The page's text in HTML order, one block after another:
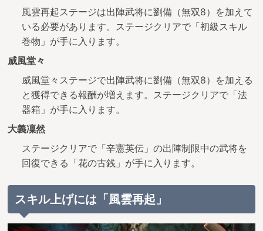
風雲再起ステージは出陣武将に劉備（無双8）を加えて
いる必要があります。ステージクリアで「初級スキル
巻物」が手に入ります。
威風堂々
威風堂々ステージで出陣武将に劉備（無双8）を加える
と獲得できる報酬が増えます。ステージクリアで「法
器箱」が手に入ります。
大義凜然
ステージクリアで「辛憲英伝」の出陣制限中の武将を
回復できる「花の古銭」が手に入ります。
スキル上げには「風雲再起」